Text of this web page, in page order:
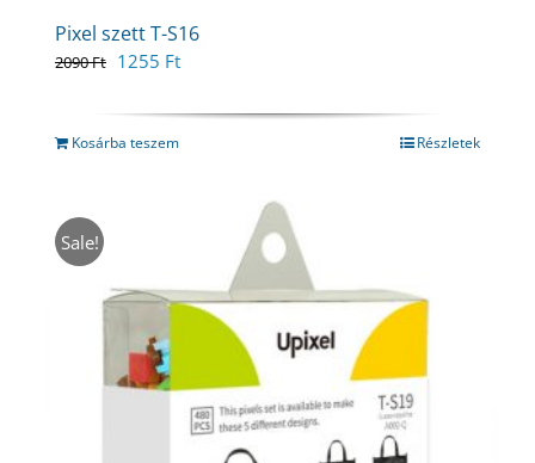
Pixel szett T-S16
2090Ft Original
was:
2090 Ft.
1255 FtCurrent
is:
Kosárba teszem Részletek
Sale!